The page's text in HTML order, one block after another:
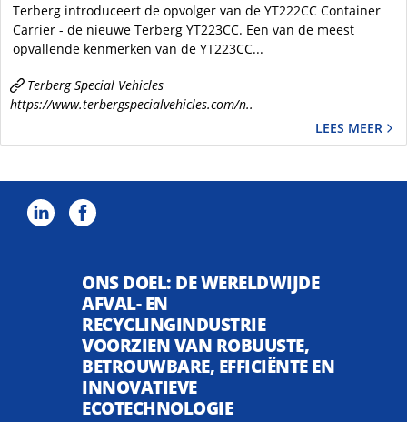
Terberg introduceert de opvolger van de YT222CC Container
Carrier - de nieuwe Terberg YT223CC. Een van de meest
opvallende kenmerken van de YT223CC...
Terberg Special Vehicles
https://www.terbergspecialvehicles.com/n..
LEES MEER
ONS DOEL: DE WERELDWIJDE
AFVAL- EN
RECYCLINGINDUSTRIE
VOORZIEN VAN ROBUUSTE,
BETROUWBARE, EFFICIËNTE EN
INNOVATIEVE
ECOTECHNOLOGIE